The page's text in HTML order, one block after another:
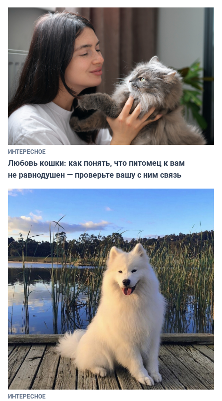
ИНТЕРЕСНОЕ
Любовь кошки: как понять, что питомец к вам
не равнодушен — проверьте вашу с ним связь
ИНТЕРЕСНОЕ